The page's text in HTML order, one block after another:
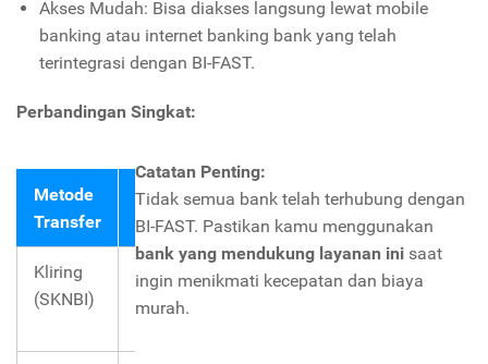
Akses Mudah: Bisa diakses langsung lewat mobile
banking atau internet banking bank yang telah
terintegrasi dengan BI-FAST.
Perbandingan Singkat:
Metode
Transfer
Estimasi
Waktu
Minimal
Transfer
Biaya
Kliring
(SKNBI)
2–3 jam Rp10.000 ±Rp2.900
Catatan Penting:
Tidak semua bank telah terhubung dengan
BI-FAST. Pastikan kamu menggunakan
bank yang mendukung layanan inisaat
ingin menikmati kecepatan dan biaya
murah.